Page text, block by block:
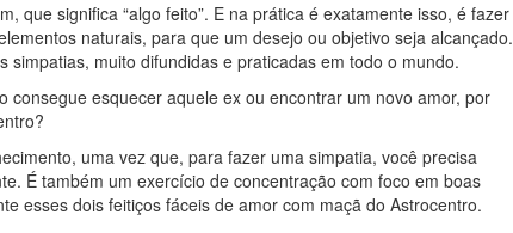
que significa “algo feito”. E na prática é exatamente isso, é fazer
naturais, para que um desejo ou objetivo seja alcançado.
simpatias, muito difundidas e praticadas em todo o mundo.
consegue esquecer aquele ex ou encontrar um novo amor, por
uma vez que, para fazer uma simpatia, você precisa
É também um exercício de concentração com foco em boas
esses dois feitiços fáceis de amor com maçã do Astrocentro.